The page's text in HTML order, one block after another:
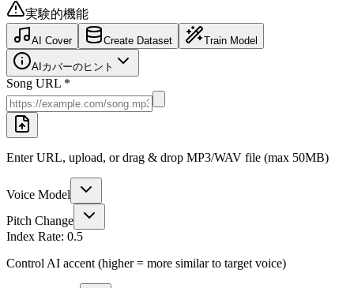
実験的機能
AI Cover Create Dataset Train Model
AIカバーのヒント
Song URL *
Enter URL, upload, or drag & drop MP3/WAV file (max 50MB)
Voice Model
Pitch Change
Index Rate: 0.5
Control AI accent (higher = more similar to target voice)